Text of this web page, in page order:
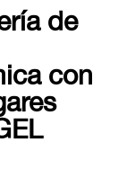
de
con